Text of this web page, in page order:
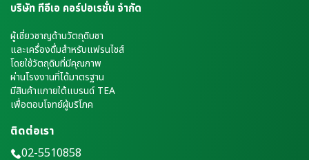
บริษัท ทีอีเอ คอร์ปอเรชั่น จำกัด
ผู้เชี่ยวชาญด้านวัตถุดิบชา
และเครื่องดื่มสำหรับแฟรนไชส์
โดยใช้วัตถุดิบที่มีคุณภาพ
ผ่านโรงงานที่ได้มาตรฐาน
มีสินค้าแภายใต้แบรนด์ TEA
เพื่อตอบโจทย์ผู้บริโภค
ติดต่อเรา
02-5510858